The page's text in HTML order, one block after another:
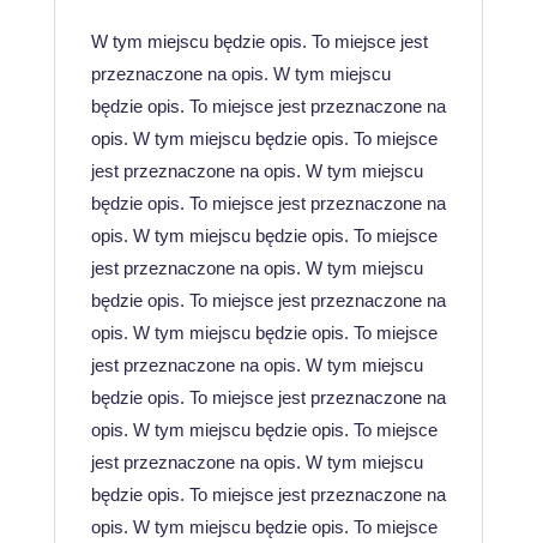
W tym miejscu będzie opis. To miejsce jest
przeznaczone na opis. W tym miejscu
będzie opis. To miejsce jest przeznaczone na
opis. W tym miejscu będzie opis. To miejsce
jest przeznaczone na opis. W tym miejscu
będzie opis. To miejsce jest przeznaczone na
opis. W tym miejscu będzie opis. To miejsce
jest przeznaczone na opis. W tym miejscu
będzie opis. To miejsce jest przeznaczone na
opis. W tym miejscu będzie opis. To miejsce
jest przeznaczone na opis. W tym miejscu
będzie opis. To miejsce jest przeznaczone na
opis. W tym miejscu będzie opis. To miejsce
jest przeznaczone na opis. W tym miejscu
będzie opis. To miejsce jest przeznaczone na
opis. W tym miejscu będzie opis. To miejsce